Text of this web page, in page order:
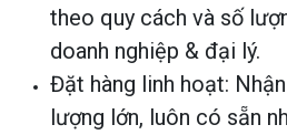
theo quy cách và số
doanh nghiệp & đại lý.
Đặt hàng linh hoạt:
lượng lớn, luôn có sẵn